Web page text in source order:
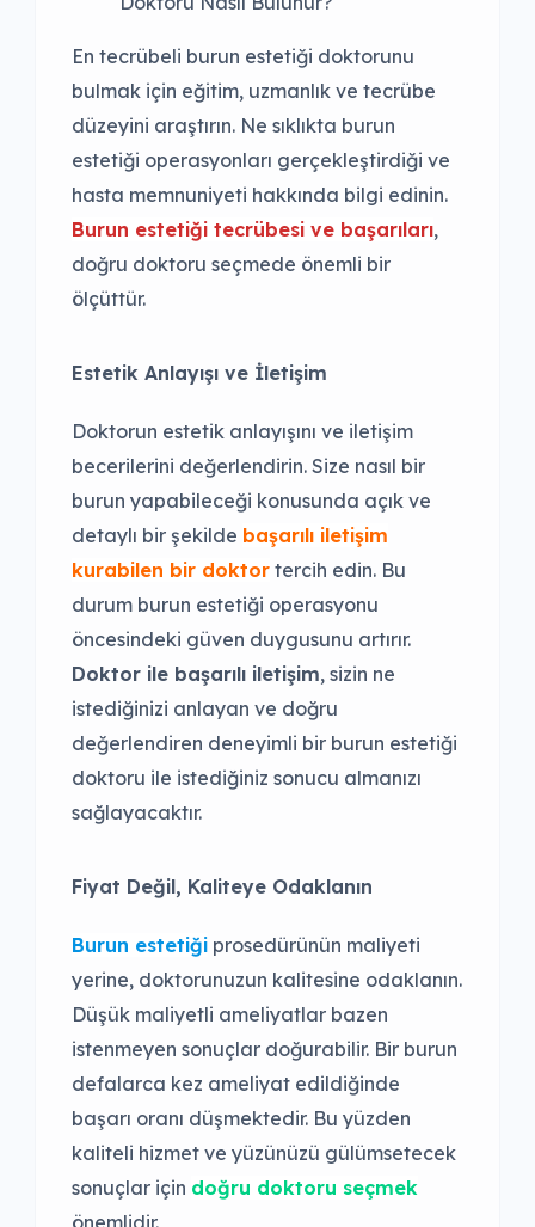
En tecrübeli burun estetiği doktorunu
bulmak için eğitim, uzmanlık ve tecrübe
düzeyini araştırın. Ne sıklıkta burun
estetiği operasyonları gerçekleştirdiği ve
hasta memnuniyeti hakkında bilgi edinin.
Burun estetiği tecrübesi ve başarıları,
doğru doktoru seçmede önemli bir
ölçüttür.
Estetik Anlayışı ve İletişim
Doktorun estetik anlayışını ve iletişim
becerilerini değerlendirin. Size nasıl bir
burun yapabileceği konusunda açık ve
detaylı bir şekilde başarılı iletişim
kurabilen bir doktor tercih edin. Bu
durum burun estetiği operasyonu
öncesindeki güven duygusunu artırır.
Doktor ile başarılı iletişim, sizin ne
istediğinizi anlayan ve doğru
değerlendiren deneyimli bir burun estetiği
doktoru ile istediğiniz sonucu almanızı
sağlayacaktır.
Fiyat Değil, Kaliteye Odaklanın
Burun estetiği prosedürünün maliyeti
yerine, doktorunuzun kalitesine odaklanın.
Düşük maliyetli ameliyatlar bazen
istenmeyen sonuçlar doğurabilir. Bir burun
defalarca kez ameliyat edildiğinde
başarı oranı düşmektedir. Bu yüzden
kaliteli hizmet ve yüzünüzü gülümsetecek
sonuçlar için doğru doktoru seçmek